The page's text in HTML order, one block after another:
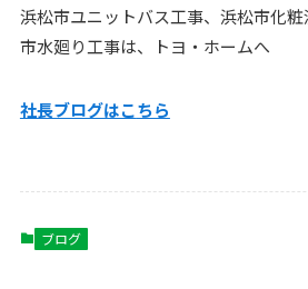
浜松市ユニットバス工事、浜松市化
市水廻り工事は、トヨ・ホームへ
社長ブログはこちら
ブログ